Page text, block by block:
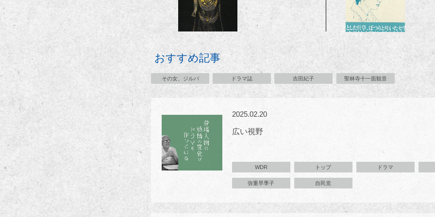
おすすめ記事
その女、ジルバ ドラマ誌 吉田紀子 聖林寺十一面観音
2025.02.20
広い視野
WDR トップ ドラマ
弥重早季子 自民党